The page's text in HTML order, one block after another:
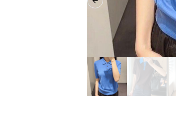
Previous slide